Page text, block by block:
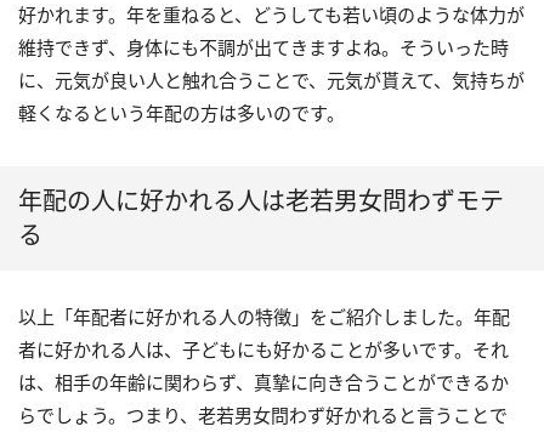
好かれます。年を重ねると、どうしても若い頃のような体力が
維持できず、身体にも不調が出てきますよね。そういった時
に、元気が良い人と触れ合うことで、元気が貰えて、気持ちが
軽くなるという年配の方は多いのです。
年配の人に好かれる人は老若男女問わずモテ
る
以上「年配者に好かれる人の特徴」をご紹介しました。年配
者に好かれる人は、子どもにも好かることが多いです。それ
は、相手の年齢に関わらず、真摯に向き合うことができるか
らでしょう。つまり、老若男女問わず好かれると言うことで